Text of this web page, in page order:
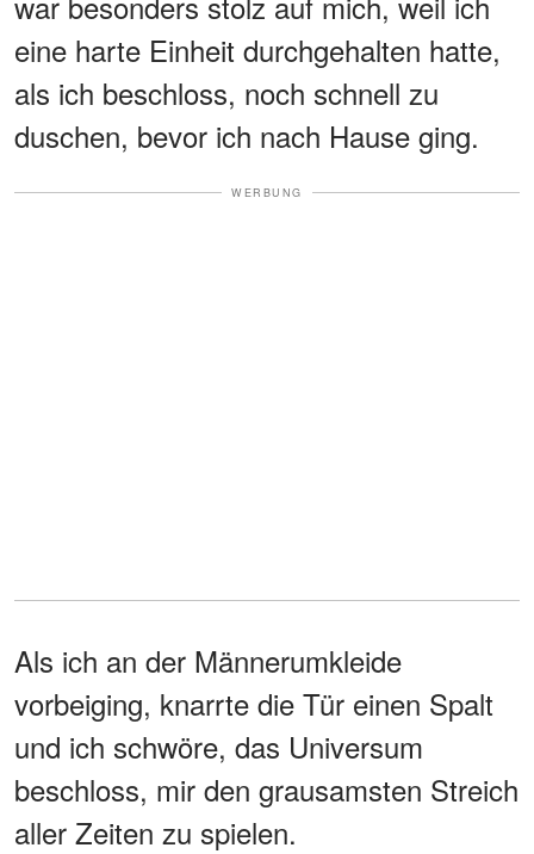
eine harte Einheit durchgehalten hatte,
als ich beschloss, noch schnell zu
duschen, bevor ich nach Hause ging.
WERBUNG
Als ich an der Männerumkleide
vorbeiging, knarrte die Tür einen Spalt
und ich schwöre, das Universum
beschloss, mir den grausamsten Streich
aller Zeiten zu spielen.